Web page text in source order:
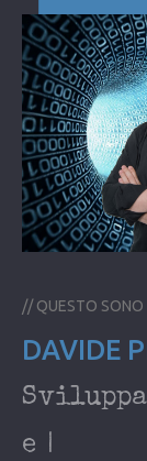
// QUESTO SONO
DAVIDE
e